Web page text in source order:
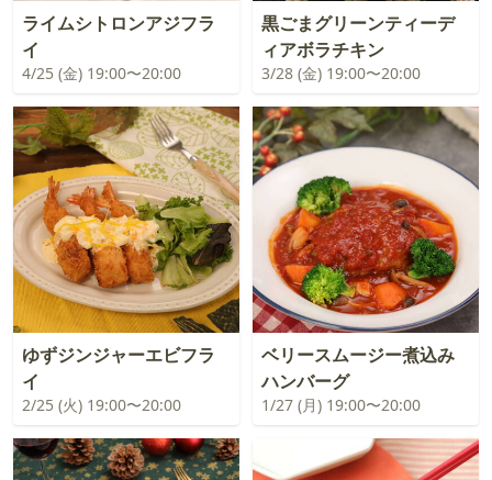
ライムシトロンアジフラ
イ
4/25 (金) 19:00〜20:00
黒ごまグリーンティーデ
ィアボラチキン
3/28 (金) 19:00〜20:00
ゆずジンジャーエビフラ
イ
2/25 (火) 19:00〜20:00
ベリースムージー煮込み
ハンバーグ
1/27 (月) 19:00〜20:00